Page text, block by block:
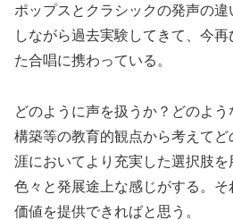
ポップスとクラシックの発声の
しながら過去実験してきて、今
た合唱に携わっている。
どのように声を扱うか？どのよ
構築等の教育的観点から考えて
涯においてより充実した選択肢を
色々と発展途上な感じがする。
価値を提供できればと思う。